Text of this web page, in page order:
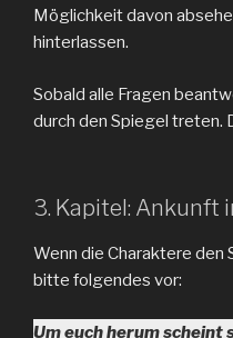
Möglichkeit davon
hinterlassen.
Sobald alle Fragen
durch den Spiegel treten.
3. Kapitel: Ankunft
Wenn die Charaktere den
bitte folgendes vor:
Um euch herum scheint